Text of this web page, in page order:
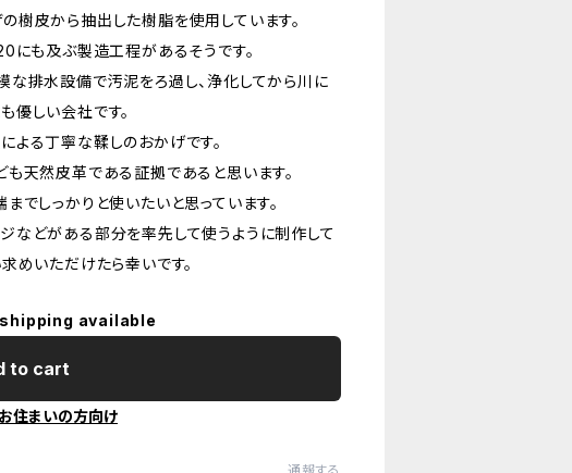
樹皮から抽出した樹脂を使用しています。
にも及ぶ製造工程があるそうです。
な排水設備で汚泥をろ過し、浄化してから川に
優しい会社です。
よる丁寧な鞣しのおかげです。
も天然皮革である証拠であると思います。
でしっかりと使いたいと思っています。
などがある部分を率先して使うように制作して
めいただけたら幸いです。
available
to cart
住まいの方向け